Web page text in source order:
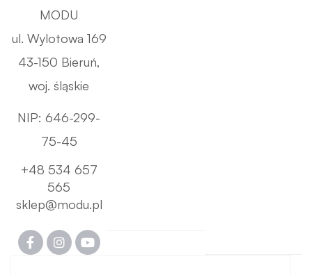
MODU
ul. Wylotowa 169
43-150 Bieruń,
woj. śląskie
NIP: 646-299-
75-45
+48 534 657
565
sklep@modu.pl